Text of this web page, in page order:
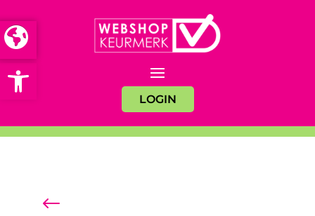
Open toolbar
LOGIN
#